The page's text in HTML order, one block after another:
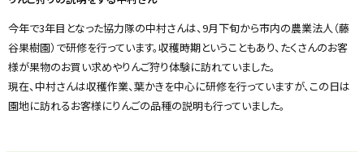
今年で3年目となった協力隊の中村さんは、9月下旬から市内の農業法人（藤
谷果樹園）で研修を行っています。収穫時期ということもあり、たくさんのお客
様が果物のお買い求めやりんご狩り体験に訪れていました。
現在、中村さんは収穫作業、葉かきを中心に研修を行っていますが、この日は
園地に訪れるお客様にりんごの品種の説明も行っていました。